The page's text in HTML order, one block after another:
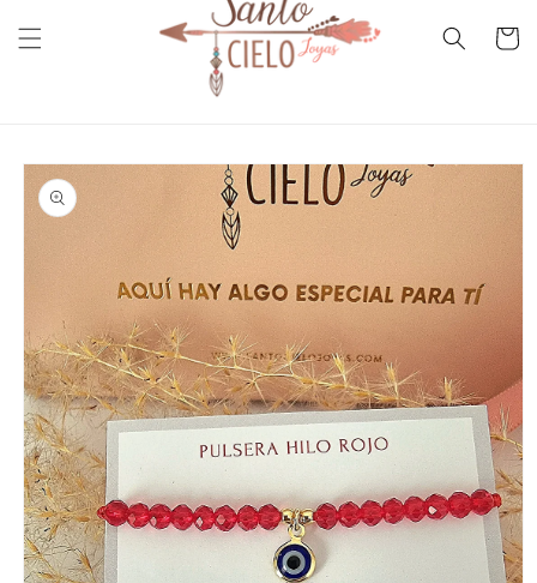
Carrito
directamente
a la
información